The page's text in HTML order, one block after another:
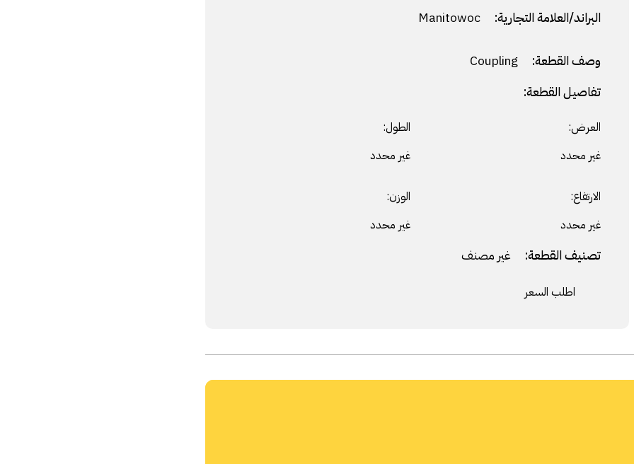
البراند/العلامة التجارية: Manitowoc
وصف القطعة:
Coupling
تفاصيل القطعة:
العرض:
غير محدد
الطول:
غير محدد
الارتفاع:
غير محدد
الوزن:
غير محدد
تصنيف القطعة: غير مصنف
اطلب السعر